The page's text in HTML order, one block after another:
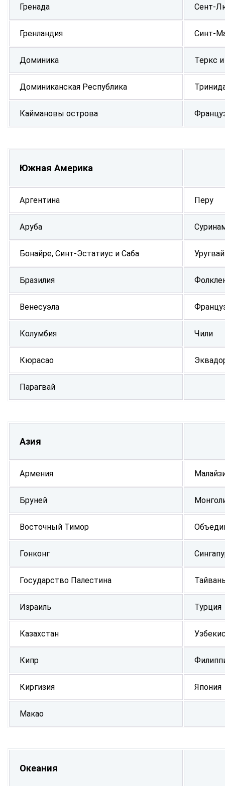
Гренада Сент-
Гренландия Синт-
Доминика Теркс
Доминиканская Республика
Каймановы острова
Южная Америка
Аргентина Перу
Аруба
Бонайре, Синт-Эстатиус и Саба Уругвай
Бразилия
Венесуэла
Колумбия Чили
Кюрасао
Парагвай
Азия
Армения
Бруней
Восточный Тимор
Гонконг
Государство Палестина
Израиль Турция
Казахстан
Кипр
Киргизия Япония
Макао
Океания